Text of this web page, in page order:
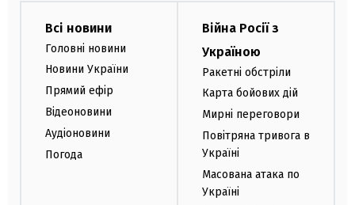
Всі новини
Головні новини
Новини України
Прямий ефір
Відеоновини
Аудіоновини
Погода
Війна Росії з
Україною
Ракетні обстріли
Карта бойових дій
Мирні переговори
Повітряна тривога в
Україні
Масована атака по
Україні